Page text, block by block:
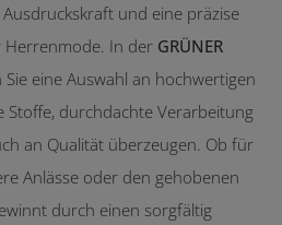
und eine präzise
In der GRÜNER
eine Auswahl an hochwertigen
Stoffe, durchdachte Verarbeitung
an Qualität überzeugen. Ob für
Anlässe oder den gehobenen
durch einen sorgfältig